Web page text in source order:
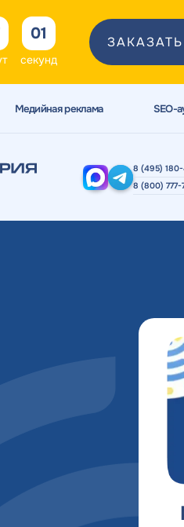
00
секунд
Медийная реклама SEO-
8 (495) 180-
8 (800) 777-